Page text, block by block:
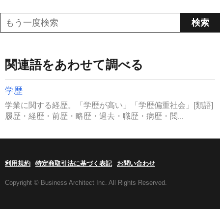
関連語をあわせて調べる
学歴
学業に関する経歴。「学歴が高い」「学歴偏重社会」[類語]
履歴・経歴・前歴・略歴・過去・職歴・病歴・閲...
利用規約 特定商取引法に基づく表記 お問い合わせ
Copyright © Business Architect Inc. All Rights Reserved.